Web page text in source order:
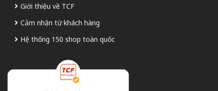
Giới thiệu về TCF
Cảm nhận từ khách hàng
Hệ thống 150 shop toàn quốc